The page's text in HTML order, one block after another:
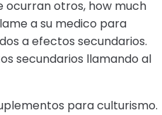
ocurran otros, how much
a su medico para
a efectos secundarios.
secundarios llamando al
para culturismo.